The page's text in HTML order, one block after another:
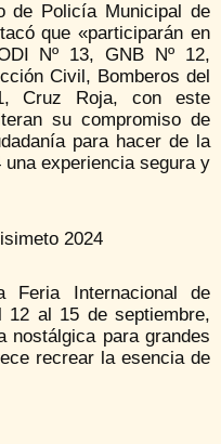
de Policía Municipal de
que «participarán en
Nº 13, GNB Nº 12,
Civil, Bomberos del
Cruz Roja, con este
su compromiso de
para hacer de la
una experiencia segura y
2024
Internacional de
12 al 15 de septiembre,
nostálgica para grandes
recrear la esencia de